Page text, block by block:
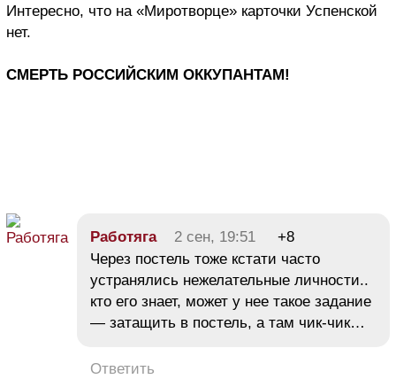
Интересно, что на «Миротворце» карточки Успенской
нет.
СМЕРТЬ РОССИЙСКИМ ОККУПАНТАМ!
Работяга 2 сен, 19:51
+8
Через постель тоже кстати часто
устранялись нежелательные личности..
кто его знает, может у нее такое задание
— затащить в постель, а там чик-чик…
Ответить